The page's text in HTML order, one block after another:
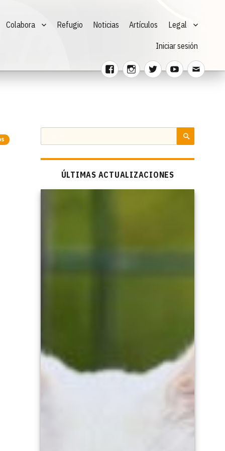
FacebookInstagram
TwitterYoutubeCorreo
Colabora Refugio Noticias Artículos Legal
Iniciar sesión
por:
ÚLTIMAS ACTUALIZACIONES